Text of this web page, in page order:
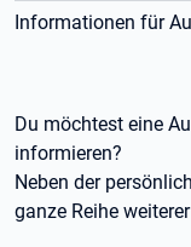
Informationen für
Du möchtest eine
informieren?
Neben der
ganze Reihe